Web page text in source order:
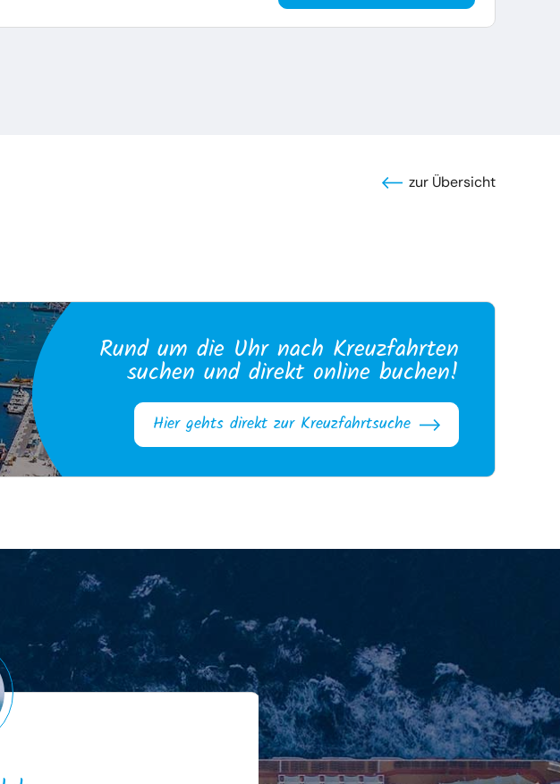
zur Übersicht
Rund um die Uhr nach Kreuzfahrten
suchen und direkt online buchen!
Hier gehts direkt zur Kreuzfahrtsuche